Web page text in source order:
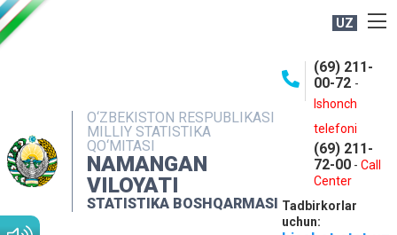
UZ
O‘ZBEKISTON RESPUBLIKASI
MILLIY STATISTIKA
QO‘MITASI
NAMANGAN
VILOYATI
STATISTIKA BOSHQARMASI
(69) 211-
00-72 -
Ishonch
telefoni
(69) 211-
72-00 - Call
Center
Tadbirkorlar
uchun:
NASHRLAR
INTERAKTIV XIZMATLAR
MATBUOT XIZMATI
MUROJAATLAR